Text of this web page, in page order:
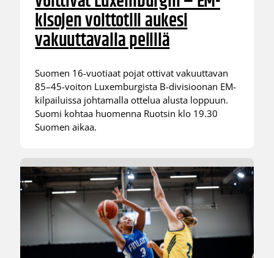
kisojen voittotili aukesi
vakuuttavalla pelillä
Suomen 16-vuotiaat pojat ottivat vakuuttavan
85–45-voiton Luxemburgista B-divisioonan EM-
kilpailuissa johtamalla ottelua alusta loppuun.
Suomi kohtaa huomenna Ruotsin klo 19.30
Suomen aikaa.